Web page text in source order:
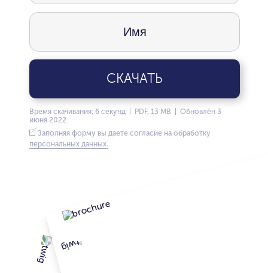
СКАЧАТЬ
Время скачивания: 6 секунд | PDF, 13 MB | Обновлён 3
июня 2022
Заполняя форму вы даете согласие на обработку
персональных данных.